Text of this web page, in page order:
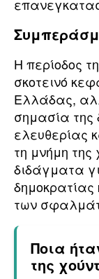
Η περίοδος
σκοτεινό
Ελλάδας,
σημασία της
ελευθερίας
τη μνήμη
διδάγματα
των
Ποια
της